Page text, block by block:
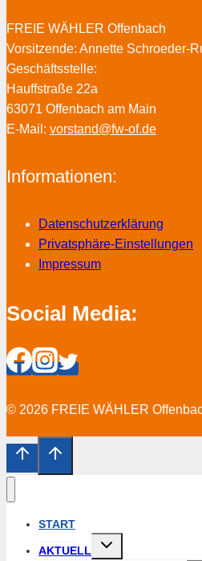
FREIE WÄHLER Offenbach
Vorsitzende: Annette Schroeder-
Geschäftsstelle:
Hauffstraße 22a
63071 Offenbach am Main
E-Mail: vorstand@fw-of.de
Informationen:
Datenschutzerklärung
Privatsphäre-Einstellungen
Impressum
Social Media:
© 2026 FREIE WÄHLER
START
AKTUELL
Untermenü